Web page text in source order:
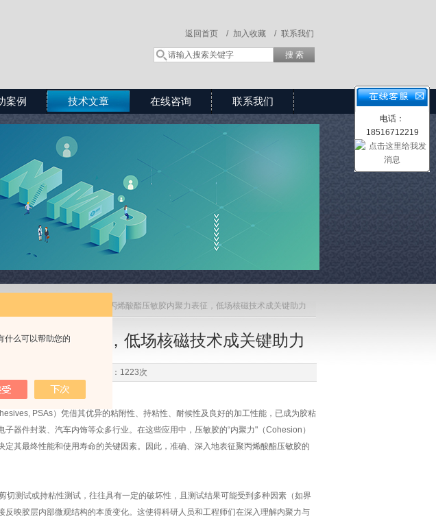
什么可以帮助您的
联系我们
加入收藏 /
返回首页 /
案例 技术文章 在线咨询 联系我们
深度剖析聚丙烯酸酯压敏胶内聚力表征，低场核磁技术成关键助力
胶内聚力表征，低场核磁技术成关键助力
时间：2025-07-22 点击次数：1223次
PSAs）凭借其优异的粘附性、持粘性、耐候性及良好的加工性能，已成为胶粘
器件封装、汽车内饰等众多行业。在这些应用中，压敏胶的“内聚力"（Cohesion）
最终性能和使用寿命的关键因素。因此，准确、深入地表征聚丙烯酸酯压敏胶的
切测试或持粘性测试，往往具有一定的破坏性，且测试结果可能受到多种因素（如界
映胶层内部微观结构的本质变化。这使得科研人员和工程师们在深入理解内聚力与
电话：
18516712219